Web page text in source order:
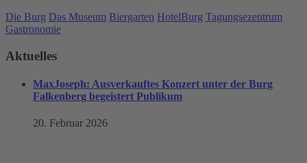
Die Burg Das Museum Biergarten HotelBurg Tagungsezentrum
Gastronomie
Aktuelles
MaxJoseph: Ausverkauftes Konzert unter der Burg
Falkenberg begeistert Publikum
20. Februar 2026